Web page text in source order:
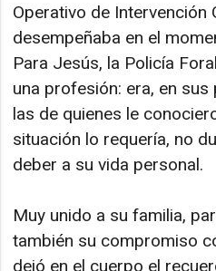
Operativo de Intervención
desempeñaba en el
Para Jesús, la Policía
una profesión: era, en
las de quienes le
situación lo requería, no
deber a su vida personal.
Muy unido a su familia,
también su compromiso
dejó en el cuerpo el